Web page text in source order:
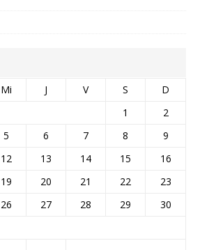
Mi J V S D
1
2
5 6 7 8
9
12 13 14 15
16
19 20 21 22
23
26 27 28 29
30